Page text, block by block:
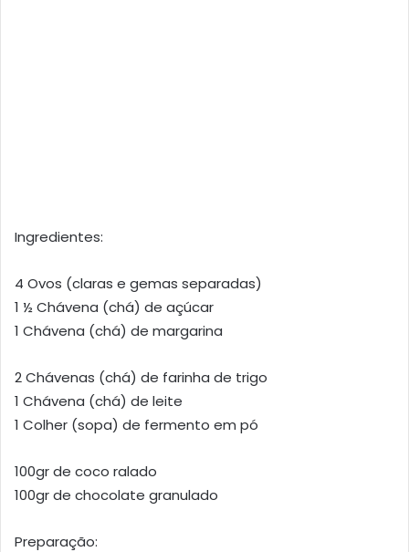
Ingredientes:
4 Ovos (claras e gemas separadas)
1 ½ Chávena (chá) de açúcar
1 Chávena (chá) de margarina
2 Chávenas (chá) de farinha de trigo
1 Chávena (chá) de leite
1 Colher (sopa) de fermento em pó
100gr de coco ralado
100gr de chocolate granulado
Preparação: